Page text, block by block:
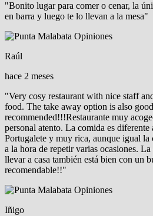
"Bonito lugar para comer o cenar, la
en barra y luego te lo llevan a la mesa"
Raúl
hace 2 meses
"Very cosy restaurant with nice staff
food. The take away option is also
recommended!!!Restaurante muy
personal atento. La comida es diferente
Portugalete y muy rica, aunque igual la
a la hora de repetir varias ocasiones.
llevar a casa también está bien con un
recomendable!!"
Iñigo